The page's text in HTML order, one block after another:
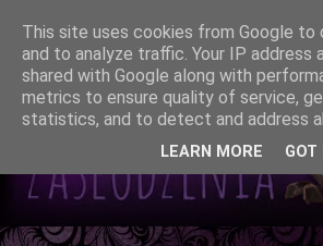
This site uses cookies from Google to
and to analyze traffic. Your IP address
shared with Google along with
metrics to ensure quality of service,
statistics, and to detect and address
LEARN MORE GOT